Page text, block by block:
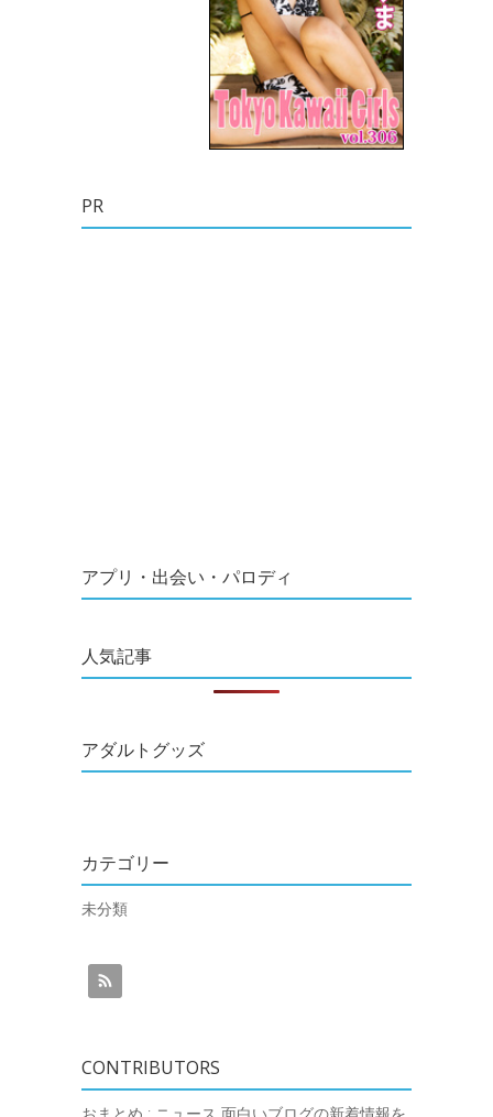
PR
アプリ・出会い・パロディ
人気記事
アダルトグッズ
カテゴリー
未分類
CONTRIBUTORS